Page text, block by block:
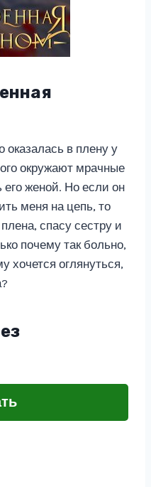
оказалась в плену у
окружают мрачные
женой. Но если он
меня на цепь, то
спасу сестру и
почему так больно,
хочется оглянуться,